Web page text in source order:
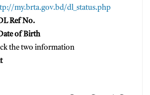
my.brta.gov.bd/dl_status.php
Ref No.
of Birth
the two information